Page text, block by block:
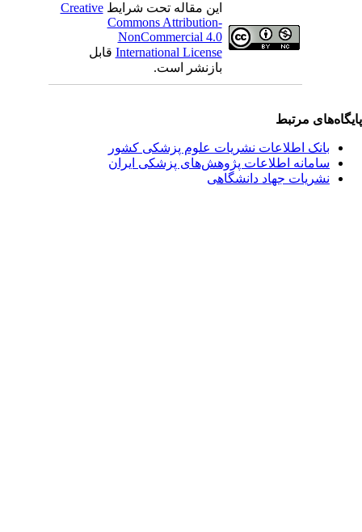
این مقاله تحت شرایطCreative
Commons Attribution-
NonCommercial 4.0
International Licenseقابل
بازنشر است.
مرتبط
بانک اطلاعات نشریات علوم پزشکی کشور
سامانه اطلاعات پژوهش‌های پزشکی ایران
نشریات جهاد دانشگاهی